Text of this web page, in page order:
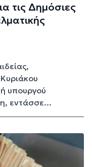
τις Δημόσιες
υπουργού
εντάσσε...